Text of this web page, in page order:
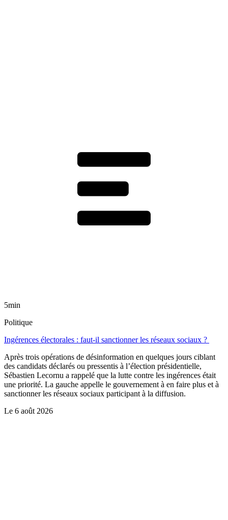
5min
Politique
Ingérences électorales : faut-il sanctionner les réseaux sociaux ?
Après trois opérations de désinformation en quelques jours ciblant
des candidats déclarés ou pressentis à l’élection présidentielle,
Sébastien Lecornu a rappelé que la lutte contre les ingérences était
une priorité. La gauche appelle le gouvernement à en faire plus et à
sanctionner les réseaux sociaux participant à la diffusion.
Le 6 août 2026